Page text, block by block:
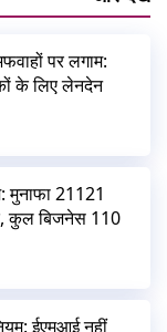
पर लगाम:
के लिए लेनदेन
21121
कुल बिजनेस 110
ईएमआई नहीं